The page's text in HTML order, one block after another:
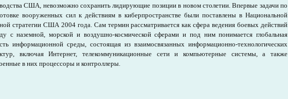
США, невозможно сохранить лидирующие позиции в новом столетии. Впервые задачи по
вооруженных сил к действиям в киберпространстве были поставлены в Национальной
стратегии США 2004 года. Сам термин рассматривается как сфера ведения боевых действий
с наземной, морской и воздушно-космической сферами и под ним понимается глобальная
информационной среды, состоящая из взаимосвязанных информационно-технологических
включая Интернет, телекоммуникационные сети и компьютерные системы, а также
в них процессоры и контроллеры.